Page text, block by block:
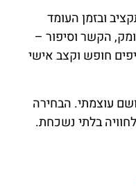
ובזמן העומד
הקשר וסיפור –
חופש וקצב אישי
עוצמתי. הבחירה
בלתי נשכחת.